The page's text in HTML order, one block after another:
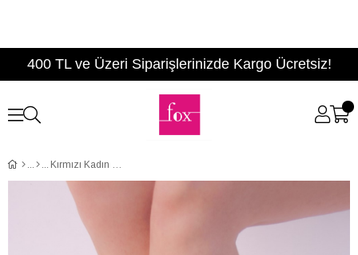
400 TL ve Üzeri Siparişlerinizde Kargo Ücretsiz!
Kırmızı Kadın Topuklu Ayakkabı D922587302